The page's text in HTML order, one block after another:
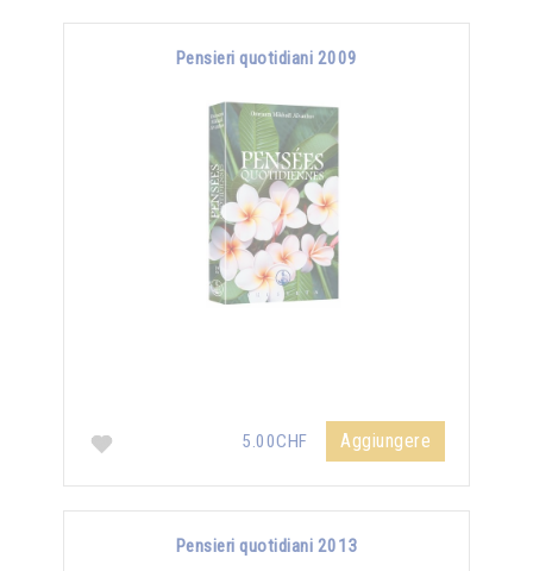
Pensieri quotidiani 2009
5.00CHF Aggiungere
Pensieri quotidiani 2013